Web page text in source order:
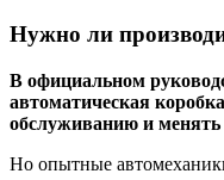
Нужно ли
В официальном
автоматическая
обслуживанию и
Но опытные